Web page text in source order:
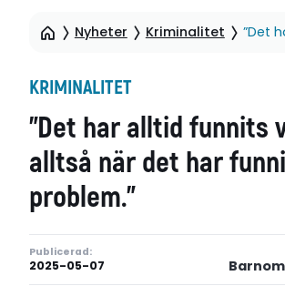
Nyheter Kriminalitet ”Det
KRIMINALITET
”Det har alltid funnits
alltså när det har
problem.”
Publicerad:
2025-05-07